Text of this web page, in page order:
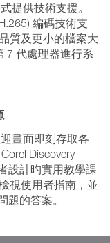
提供技術支援。
編碼技術支
質及更小的檔案大
7 代處理器進行系
畫面即刻存取各
Discovery
設計旳實用教學課
視使用者指南，並
題的答案。